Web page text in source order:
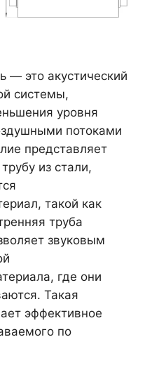
— это акустический
системы,
уровня
потоками
представляет
из стали,
такой как
труба
звуковым
где они
Такая
эффективное
по